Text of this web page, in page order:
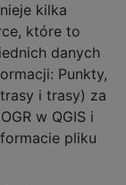
kilka
które to
danych
Punkty,
i trasy) za
w QGIS i
pliku